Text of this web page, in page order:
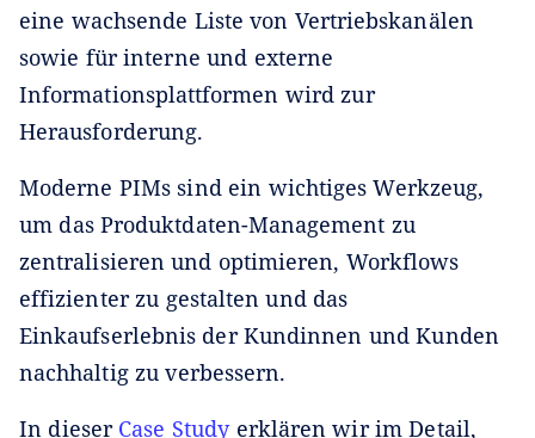
eine wachsende Liste von Vertriebskanälen
sowie für interne und externe
Informationsplattformen wird zur
Herausforderung.
Moderne PIMs sind ein wichtiges Werkzeug,
um das Produktdaten-Management zu
zentralisieren und optimieren, Workflows
effizienter zu gestalten und das
Einkaufserlebnis der Kundinnen und Kunden
nachhaltig zu verbessern.
In dieser Case Studyerklären wir im Detail,